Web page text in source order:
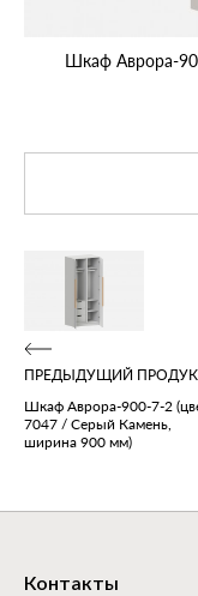
Шкаф
ПРЕДЫДУЩИЙ
Шкаф Аврора‑900‑7‑2
7047 / Серый Камень,
ширина 900 мм)
Контакты